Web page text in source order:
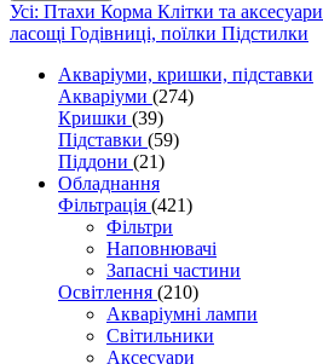
Усі: Птахи Корма Клітки та аксесуари
ласощі Годівниці, поїлки Підстилки
Акваріуми, кришки, підставки
Акваріуми (274)
Кришки (39)
Підставки (59)
Піддони (21)
Обладнання
Фільтрація (421)
Фільтри
Наповнювачі
Запасні частини
Освітлення (210)
Акваріумні лампи
Світильники
Аксесуари